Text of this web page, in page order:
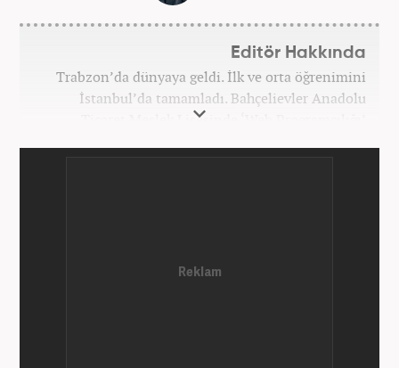
Editör Hakkında
Trabzon’da dünyaya geldi. İlk ve orta öğrenimini
İstanbul’da tamamladı. Bahçelievler Anadolu
Ticaret Meslek Lisesinde ‘Web Programcılığı’
ve teknoloji kategorilerinde birçok haber ve